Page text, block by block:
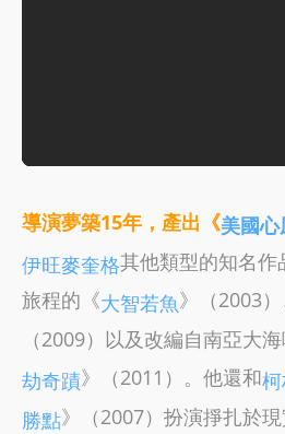
導演夢築15年，產出《美國
伊旺麥奎格其他類型的知名作
旅程的《大智若魚》（2003
（2009）以及改編自南亞大
劫奇蹟》（2011）。他還和
勝點》（2007）扮演掙扎於